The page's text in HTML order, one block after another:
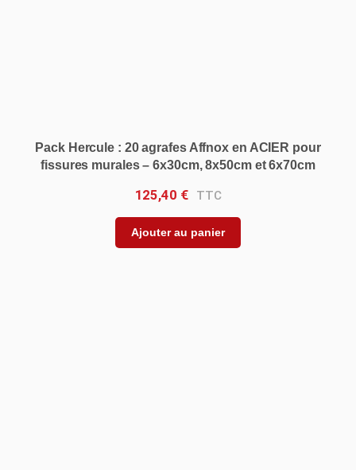
Pack Hercule : 20 agrafes Affnox en ACIER pour
fissures murales – 6x30cm, 8x50cm et 6x70cm
125,40 €
Ajouter au panier